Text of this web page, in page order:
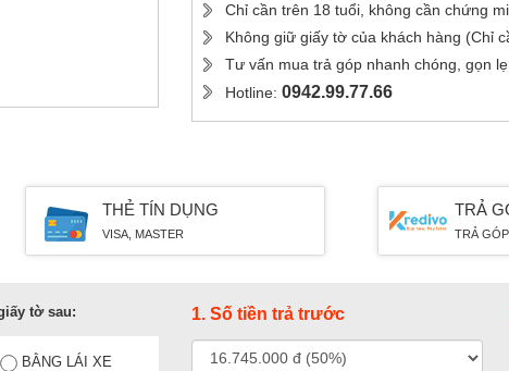
Chỉ cần trên 18 tuổi, không cần chứng
Không giữ giấy tờ của khách hàng (Chỉ
Tư vấn mua trả góp nhanh chóng, gọn
Hotline: 0942.99.77.66
THẺ TÍN DỤNG
VISA, MASTER
TRẢ
TRẢ
tờ sau:
BẰNG LÁI XE
1. Số tiền trả trước